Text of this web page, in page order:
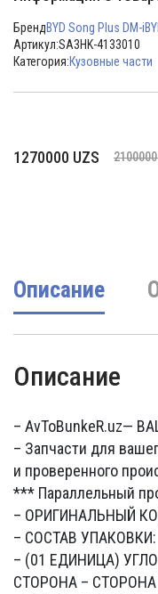
БрендBYD Song Plus DM-i
Артикул:SA3HK-4133010
Категория:Кузовные части
Первоначальная
1270000 UZS
Текущая
Описание
Описание
– AvToBunkeR.uz—
– Запчасти для
и проверенного
*** Параллельный
– ОРИГИНАЛЬНЫЙ
– СОСТАВ УПАКОВКИ:
– (01 ЕДИНИЦА)
СТОРОНА –